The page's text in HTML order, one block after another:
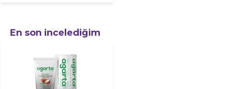
En son incelediğim